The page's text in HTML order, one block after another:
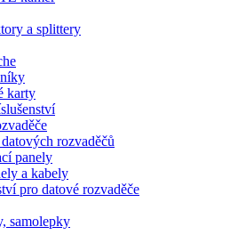
a splittery
karty
rozvaděčů
panely
a kabely
pro datové rozvaděče
samolepky